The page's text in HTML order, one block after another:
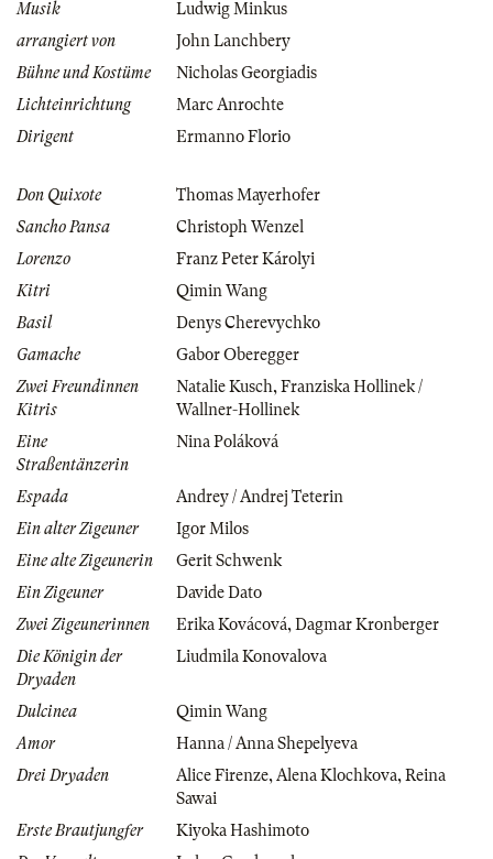
Musik
Ludwig Minkus
arrangiert von
John Lanchbery
Bühne und Kostüme
Nicholas Georgiadis
Lichteinrichtung
Marc Anrochte
Dirigent
Ermanno Florio
Don Quixote
Thomas Mayerhofer
Sancho Pansa
Christoph Wenzel
Lorenzo
Franz Peter Károlyi
Kitri
Qimin Wang
Basil
Denys Cherevychko
Gamache
Gabor Oberegger
Zwei Freundinnen
Kitris
Natalie Kusch, Franziska Hollinek /
Wallner-Hollinek
Eine
Straßentänzerin
Nina Poláková
Espada
Andrey / Andrej Teterin
Ein alter Zigeuner
Igor Milos
Eine alte Zigeunerin
Gerit Schwenk
Ein Zigeuner
Davide Dato
Zwei Zigeunerinnen
Erika Kovácová, Dagmar Kronberger
Die Königin der
Dryaden
Liudmila Konovalova
Dulcinea
Qimin Wang
Amor
Hanna / Anna Shepelyeva
Drei Dryaden
Alice Firenze, Alena Klochkova, Reina
Sawai
Erste Brautjungfer
Kiyoka Hashimoto